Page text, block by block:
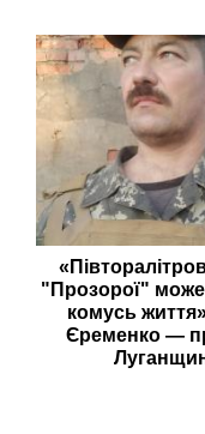
"Прозорої"
комусь
Єременко —